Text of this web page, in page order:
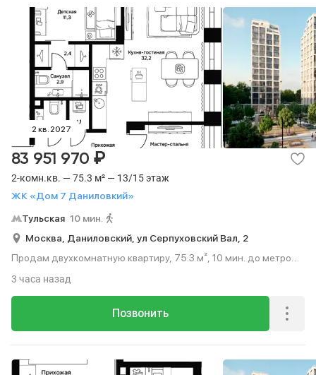
2 кв. 2027
2-комн.кв. — 75.3 м² — 13/15 этаж
ЖК «Дом 7 Даниловкий»
83 951 970 ₽
Тульская 10 мин.
Москва, Даниловский, ул Серпуховский Вал, 2
Продам двухкомнатную квартиру, 75.3 м², 10 мин. до метро
Позвонить
3 часа назад